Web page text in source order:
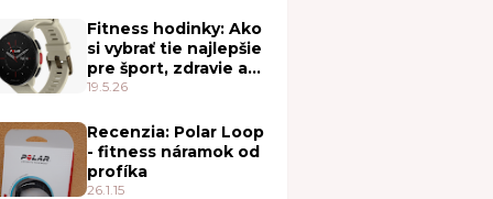
Fitness hodinky: Ako
si vybrať tie najlepšie
pre šport, zdravie a
každodenné nosenie
19.5.26
Recenzia: Polar Loop
- fitness náramok od
profíka
26.1.15